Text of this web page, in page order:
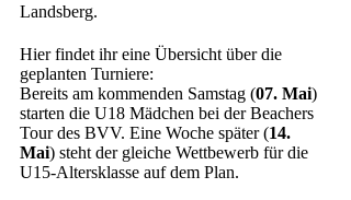
Landsberg.
Hier findet ihr eine Übersicht über die
geplanten Turniere:
Bereits am kommenden Samstag (07. Mai)
starten die U18 Mädchen bei der Beachers
Tour des BVV. Eine Woche später (14.
Mai) steht der gleiche Wettbewerb für die
U15-Altersklasse auf dem Plan.